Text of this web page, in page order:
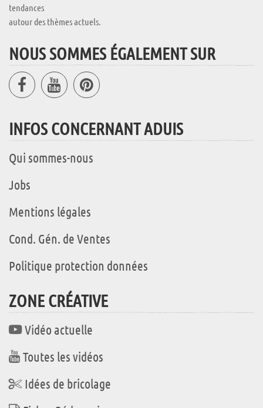
tendances
autour des thèmes actuels.
NOUS SOMMES ÉGALEMENT SUR
INFOS CONCERNANT ADUIS
Qui sommes-nous
Jobs
Mentions légales
Cond. Gén. de Ventes
Politique protection données
ZONE CRÉATIVE
Vidéo actuelle
Toutes les vidéos
Idées de bricolage